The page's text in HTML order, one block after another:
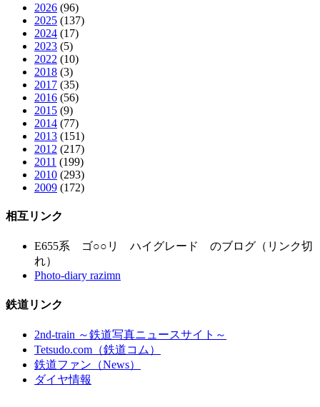
2026 (96)
2025 (137)
2024 (17)
2023 (5)
2022 (10)
2018 (3)
2017 (35)
2016 (56)
2015 (9)
2014 (77)
2013 (151)
2012 (217)
2011 (199)
2010 (293)
2009 (172)
相互リンク
E655系 ゴ○○リ ハイグレード のブログ（リンク切
れ）
Photo-diary razimn
鉄道リンク
2nd-train ～鉄道写真ニュースサイト～
Tetsudo.com（鉄道コム）
鉄道ファン（News）
ダイヤ情報